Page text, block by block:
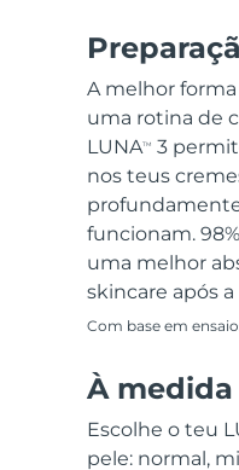
A melhor forma
uma rotina de
LUNATM
3
nos teus
funcionam.
uma melhor
skincare após
Com base em
À
Escolhe o teu
pele: normal,